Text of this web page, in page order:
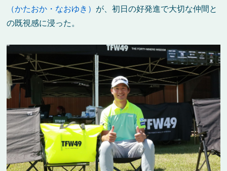
（かたおか・なおゆき） が、初日の好発進で大切な仲間と
の既視感に浸った。